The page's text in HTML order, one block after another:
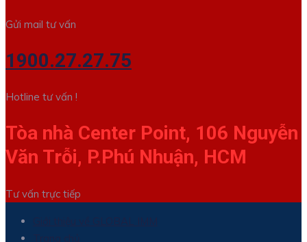
Gửi mail tư vấn
1900.27.27.75
Hotline tư vấn !
Tòa nhà Center Point, 106 Nguyễn
Văn Trỗi, P.Phú Nhuận, HCM
Tư vấn trực tiếp